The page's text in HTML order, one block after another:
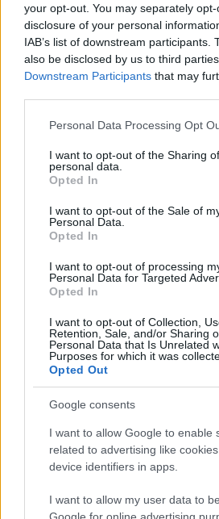
your opt-out. You may separately
disclosure of your personal
IAB’s list of downstream participants.
also be disclosed by us to third
Downstream Participants that may
Please note that this website/app
not limited to your visit or usage
grant or deny consent to Google and
use your data for below specified
consent section.
Personal Data Processing Opt
I want to opt-out of the Sharing
personal data.
Opted In
I want to opt-out of the Sale of
Personal Data.
Opted In
I want to opt-out of processing
Personal Data for Targeted
Opted In
I want to opt-out of Collection,
Retention, Sale, and/or Sharing
Personal Data that Is Unrelated
Purposes for which it was
Opted Out
Google consents
I want to allow Google to enable
related to advertising like
device identifiers in apps.
I want to allow my user data to
Díszlet: Paseczki Zsolt
A díszlet megfestése Vetlényi Zsolt
Fény: Payer Ferenc
Hang: Németh István
Munkatárs: Farkas Csilla
Fotók: Dusa Gábor
Az 1999-es támogatók: NKÖM,
Kulturális Bizottság, NKA, Tánc- és
Alapítvány,
MU Színház
A felújítás támogatói:
MU Színház